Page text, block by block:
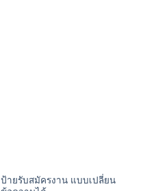
ป้ายรับสมัครงาน แบบเปลี่ยน